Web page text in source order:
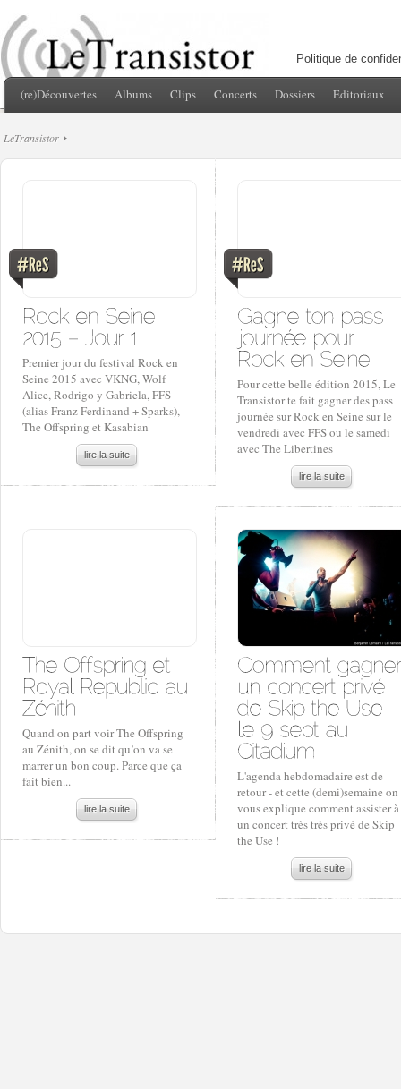
Politique de
(re)Découvertes Albums Clips Concerts Dossiers Editoriaux
LeTransistor
Premier jour du festival Rock en
Seine 2015 avec VKNG, Wolf
Alice, Rodrigo y Gabriela, FFS
(alias Franz Ferdinand + Sparks),
The Offspring et Kasabian
lire la suite
Pour cette belle édition 2015, Le
Transistor te fait gagner des pass
journée sur Rock en Seine sur le
vendredi avec FFS ou le samedi
avec The Libertines
lire la suite
Quand on part voir The Offspring
au Zénith, on se dit qu’on va se
marrer un bon coup. Parce que ça
fait bien...
lire la suite
L'agenda hebdomadaire est de
retour - et cette (demi)semaine on
vous explique comment assister à
un concert très très privé de Skip
the Use !
lire la suite